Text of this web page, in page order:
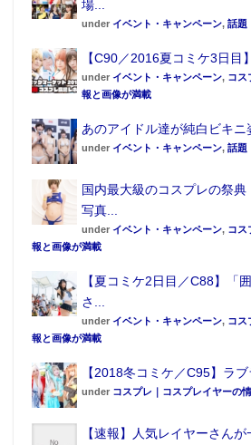
場...
under イベント・キャンペーン, 話題
【C90／2016夏コミケ3日目
under イベント・キャンペーン, コス
報と画像が満載
あのアイドル達が純白ビキ
under イベント・キャンペーン, 話題
国内最大級のコスプレの祭典
写真...
under イベント・キャンペーン, コス
報と画像が満載
【夏コミケ2日目／C88】「
さ...
under イベント・キャンペーン, コス
報と画像が満載
【2018冬コミケ／C95】ラ
under コスプレ｜コスプレイヤーの
【速報】人気レイヤーさん